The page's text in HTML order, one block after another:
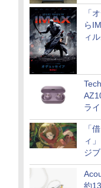
「
ら
ィ
ラ
「
ィ
ジ
約